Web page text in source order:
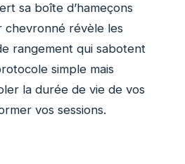
sa boîte d’hameçons
chevronné révèle les
rangement qui sabotent
simple mais
la durée de vie de vos
vos sessions.